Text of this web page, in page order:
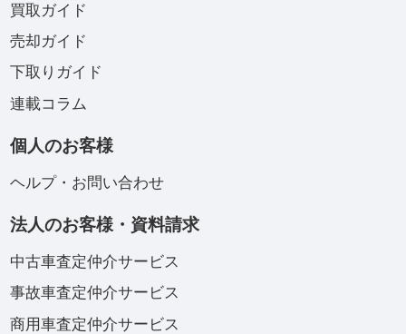
買取ガイド
売却ガイド
下取りガイド
連載コラム
個人のお客様
ヘルプ・お問い合わせ
法人のお客様・資料請求
中古車査定仲介サービス
事故車査定仲介サービス
商用車査定仲介サービス